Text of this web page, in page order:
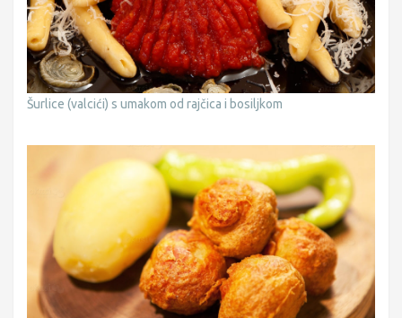
Šurlice (valcići) s umakom od rajčica i bosiljkom